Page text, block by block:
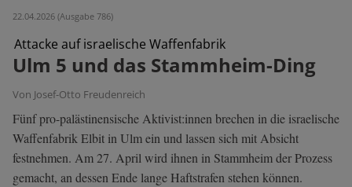
22.04.2026 (Ausgabe 786)
Attacke auf israelische Waffenfabrik
Ulm 5 und das Stammheim-Ding
Von Josef-Otto Freudenreich
Fünf pro-palästinensische Aktivist:innen brechen in die israelische
Waffenfabrik Elbit in Ulm ein und lassen sich mit Absicht
festnehmen. Am 27. April wird ihnen in Stammheim der Prozess
gemacht, an dessen Ende lange Haftstrafen stehen können.